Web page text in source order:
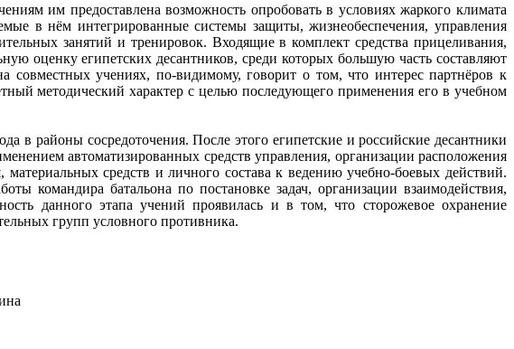
им предоставлена возможность опробовать в условиях жаркого климата
в нём интегрированные системы защиты, жизнеобеспечения, управления
занятий и тренировок. Входящие в комплект средства прицеливания,
оценку египетских десантников, среди которых большую часть составляют
совместных учениях, по-видимому, говорит о том, что интерес партнёров к
методический характер с целью последующего применения его в учебном
в районы сосредоточения. После этого египетские и российские десантники
автоматизированных средств управления, организации расположения
средств и личного состава к ведению учебно-боевых действий.
командира батальона по постановке задач, организации взаимодействия,
данного этапа учений проявилась и в том, что сторожевое охранение
групп условного противника.